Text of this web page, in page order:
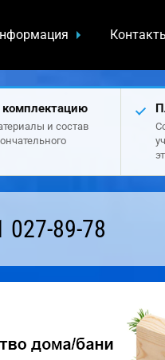
комплектацию
и состав
027-89-78